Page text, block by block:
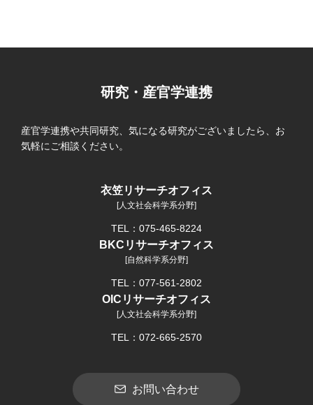
研究・産官学連携
産官学連携や共同研究、気になる研究がございましたら、お
気軽にご相談ください。
衣笠リサーチオフィス
[人文社会科学系分野]
TEL：075-465-8224
BKCリサーチオフィス
[自然科学系分野]
TEL：077-561-2802
OICリサーチオフィス
[人文社会科学系分野]
TEL：072-665-2570
お問い合わせ